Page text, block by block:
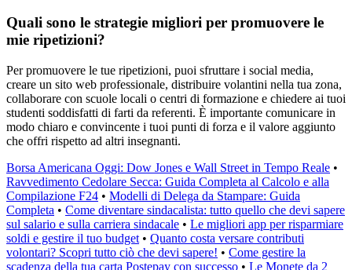
Quali sono le strategie migliori per promuovere le
mie ripetizioni?
Per promuovere le tue ripetizioni, puoi sfruttare i social media,
creare un sito web professionale, distribuire volantini nella tua zona,
collaborare con scuole locali o centri di formazione e chiedere ai tuoi
studenti soddisfatti di farti da referenti. È importante comunicare in
modo chiaro e convincente i tuoi punti di forza e il valore aggiunto
che offri rispetto ad altri insegnanti.
Borsa Americana Oggi: Dow Jones e Wall Street in Tempo Reale •
Ravvedimento Cedolare Secca: Guida Completa al Calcolo e alla
Compilazione F24 • Modelli di Delega da Stampare: Guida
Completa • Come diventare sindacalista: tutto quello che devi sapere
sul salario e sulla carriera sindacale • Le migliori app per risparmiare
soldi e gestire il tuo budget • Quanto costa versare contributi
volontari? Scopri tutto ciò che devi sapere! • Come gestire la
scadenza della tua carta Postepay con successo • Le Monete da 2